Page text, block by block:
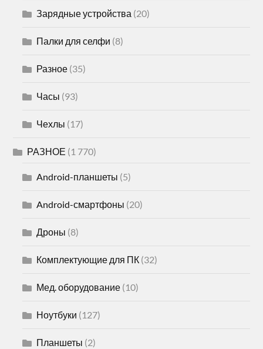
Зарядные устройства (20)
Палки для селфи (8)
Разное (35)
Часы (93)
Чехлы (17)
РАЗНОЕ (1 770)
Android-планшеты (5)
Android-смартфоны (20)
Дроны (8)
Комплектующие для ПК (32)
Мед. оборудование (10)
Ноутбуки (127)
Планшеты (2)